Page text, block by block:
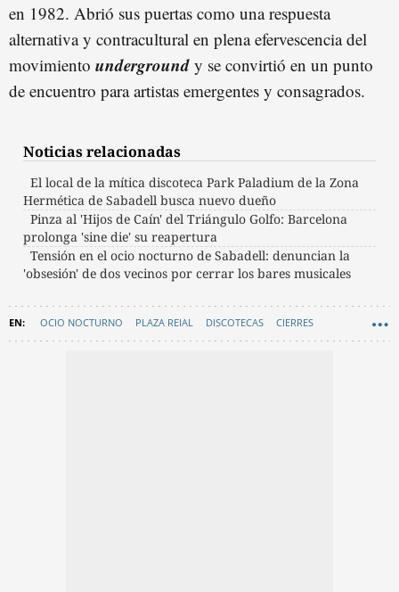
en 1982. Abrió sus puertas como una respuesta
alternativa y contracultural en plena efervescencia del
movimiento underground y se convirtió en un punto
de encuentro para artistas emergentes y consagrados.
Noticias relacionadas
El local de la mítica discoteca Park Paladium de la Zona
Hermética de Sabadell busca nuevo dueño
Pinza al 'Hijos de Caín' del Triángulo Golfo: Barcelona
prolonga 'sine die' su reapertura
Tensión en el ocio nocturno de Sabadell: denuncian la
'obsesión' de dos vecinos por cerrar los bares musicales
OCIO NOCTURNO PLAZA REIAL DISCOTECAS CIERRES